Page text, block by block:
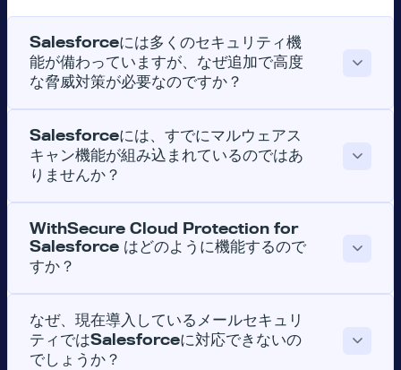
Salesforceには多くのセキュリティ機
能が備わっていますが、なぜ追加で高度
な脅威対策が必要なのですか？
Salesforceには、すでにマルウェアス
キャン機能が組み込まれているのではあ
りませんか？
WithSecure Cloud Protection for
Salesforce はどのように機能するので
すか？
なぜ、現在導入しているメールセキュリ
ティではSalesforceに対応できないの
でしょうか？